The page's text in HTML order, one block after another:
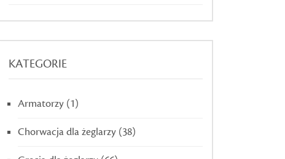
KATEGORIE
Armatorzy (1)
Chorwacja dla żeglarzy (38)